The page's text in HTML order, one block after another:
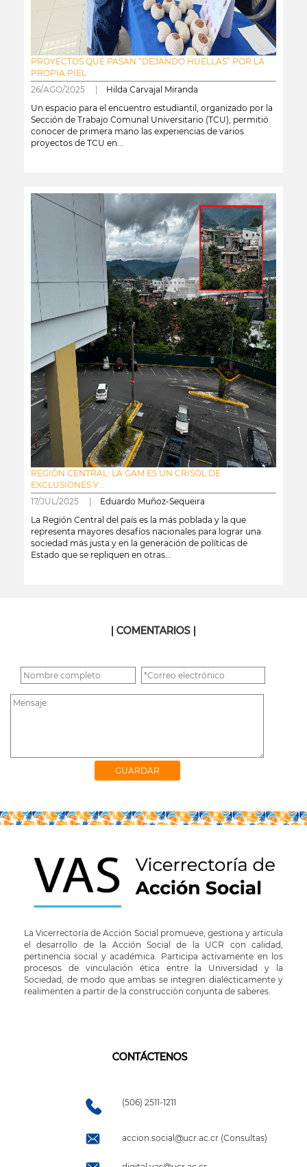
PROYECTOS QUE PASAN “DEJANDO HUELLAS” POR LA
PROPIA PIEL
26/AGO/2025 | Hilda Carvajal Miranda
Un espacio para el encuentro estudiantil, organizado por la
Sección de Trabajo Comunal Universitario (TCU), permitió
conocer de primera mano las experiencias de varios
proyectos de TCU en...
REGIÓN CENTRAL: LA GAM ES UN CRISOL DE
EXCLUSIONES Y...
17/JUL/2025 | Eduardo Muñoz-Sequeira
La Región Central del país es la más poblada y la que
representa mayores desafíos nacionales para lograr una
sociedad más justa y en la generación de políticas de
Estado que se repliquen en otras...
| COMENTARIOS |
La Vicerrectoría de Acción Social promueve, gestiona y articula
el desarrollo de la Acción Social de la UCR con calidad,
pertinencia social y académica. Participa activamente en los
procesos de vinculación ética entre la Universidad y la
Sociedad, de modo que ambas se integren dialécticamente y
realimenten a partir de la construcción conjunta de saberes.
CONTÁCTENOS
(506) 2511-1211
accion.social@ucr.ac.cr (Consultas)